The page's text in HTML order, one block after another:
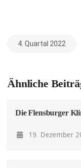
4. Quartal 2022
Ähnliche
Die Flensburger
19. Dezember